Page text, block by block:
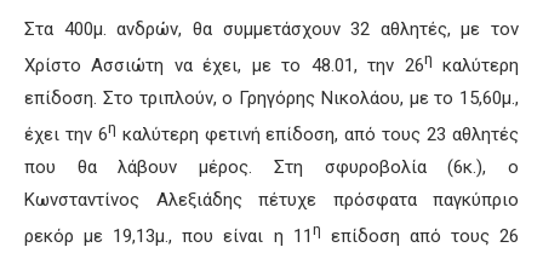
Στα 400μ. ανδρών, θα συμμετάσχουν 32 αθλητές, με τον
Χρίστο Ασσιώτη να έχει, με το 48.01, την 26η καλύτερη
επίδοση. Στο τριπλούν, ο Γρηγόρης Νικολάου, με το 15,60μ.,
έχει την 6η καλύτερη φετινή επίδοση, από τους 23 αθλητές
που θα λάβουν μέρος. Στη σφυροβολία (6κ.), ο
Κωνσταντίνος Αλεξιάδης πέτυχε πρόσφατα παγκύπριο
ρεκόρ με 19,13μ., που είναι η 11 η επίδοση από τους 26